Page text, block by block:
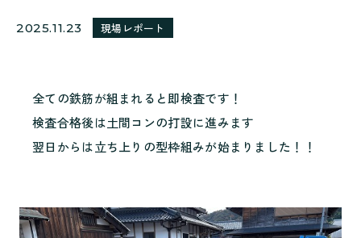
2025.11.23 現場レポート
全ての鉄筋が組まれると即検査です！
検査合格後は土間コンの打設に進みます
翌日からは立ち上りの型枠組みが始まりました！！